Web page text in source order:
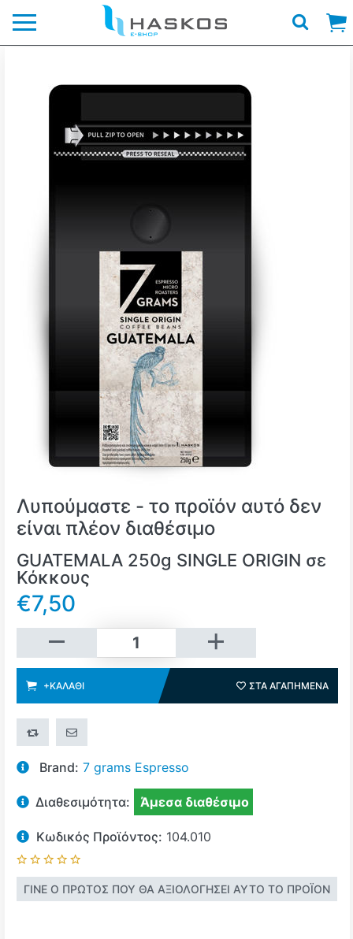
Λυπούμαστε - το προϊόν αυτό δεν
είναι πλέον διαθέσιμο
GUATEMALA 250g SINGLE ORIGIN σε
Κόκκους
€7,50
+Καλάθι
+ΚΑΛΆΘΙ ΣΤΑ
ΣΤΑ ΑΓΑΠΗΜΈΝΑ
+ΣΎΓΚΡΙΣΗΣΤΕΊΛΤΕ ΤΟ ΣΕ ΈΝΑ ΦΊΛΟ
Brand: 7 grams Espresso
Διαθεσιμότητα: Άμεσα διαθέσιμο
Κωδικός Προϊόντος: 104.010
ΓΊΝΕ Ο ΠΡΏΤΟΣ ΠΟΥ ΘΑ ΑΞΙΟΛΌΓΗΣΕΙ ΑΥΤΌ ΤΟ ΠΡΟΪΌΝ